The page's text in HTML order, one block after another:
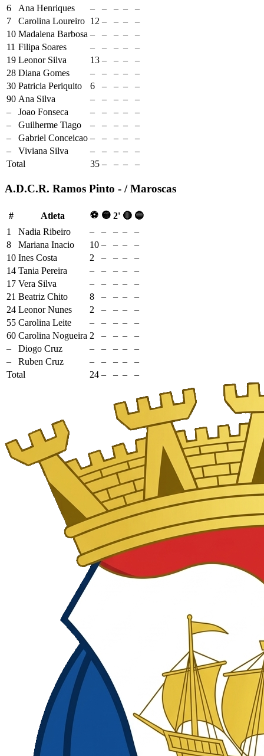
6
Ana Henriques – – – –
–
7
Carolina Loureiro 12 – – –
–
10 Madalena Barbosa – – – –
–
11 Filipa Soares – – – –
–
19 Leonor Silva 13 – – –
–
28 Diana Gomes – – – –
–
30 Patricia Periquito 6 – – –
–
90 Ana Silva – – – –
–
–
Joao Fonseca – – – –
–
–
Guilherme Tiago – – – –
–
–
Gabriel Conceicao – – – –
–
–
Viviana Silva – – – –
–
Total
35 – – – –
A.D.C.R. Ramos Pinto - / Maroscas
# Atleta ⚽ 🟡 2' 🔴 🔵
1
Nadia Ribeiro – – – –
–
8
Mariana Inacio 10 – – –
–
10 Ines Costa 2 – – –
–
14 Tania Pereira – – – –
–
17 Vera Silva – – – –
–
21 Beatriz Chito 8 – – –
–
24 Leonor Nunes 2 – – –
–
55 Carolina Leite – – – –
–
60 Carolina Nogueira 2 – – –
–
–
Diogo Cruz – – – –
–
–
Ruben Cruz – – – –
–
Total
24 – – – –